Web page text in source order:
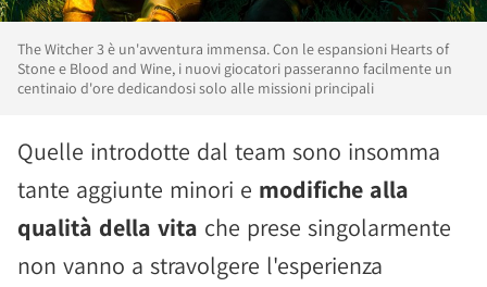
The Witcher 3 è un'avventura immensa. Con le espansioni Hearts of
Stone e Blood and Wine, i nuovi giocatori passeranno facilmente un
centinaio d'ore dedicandosi solo alle missioni principali
Quelle introdotte dal team sono insomma
tante aggiunte minori e modifiche alla
qualità della vita che prese singolarmente
non vanno a stravolgere l'esperienza